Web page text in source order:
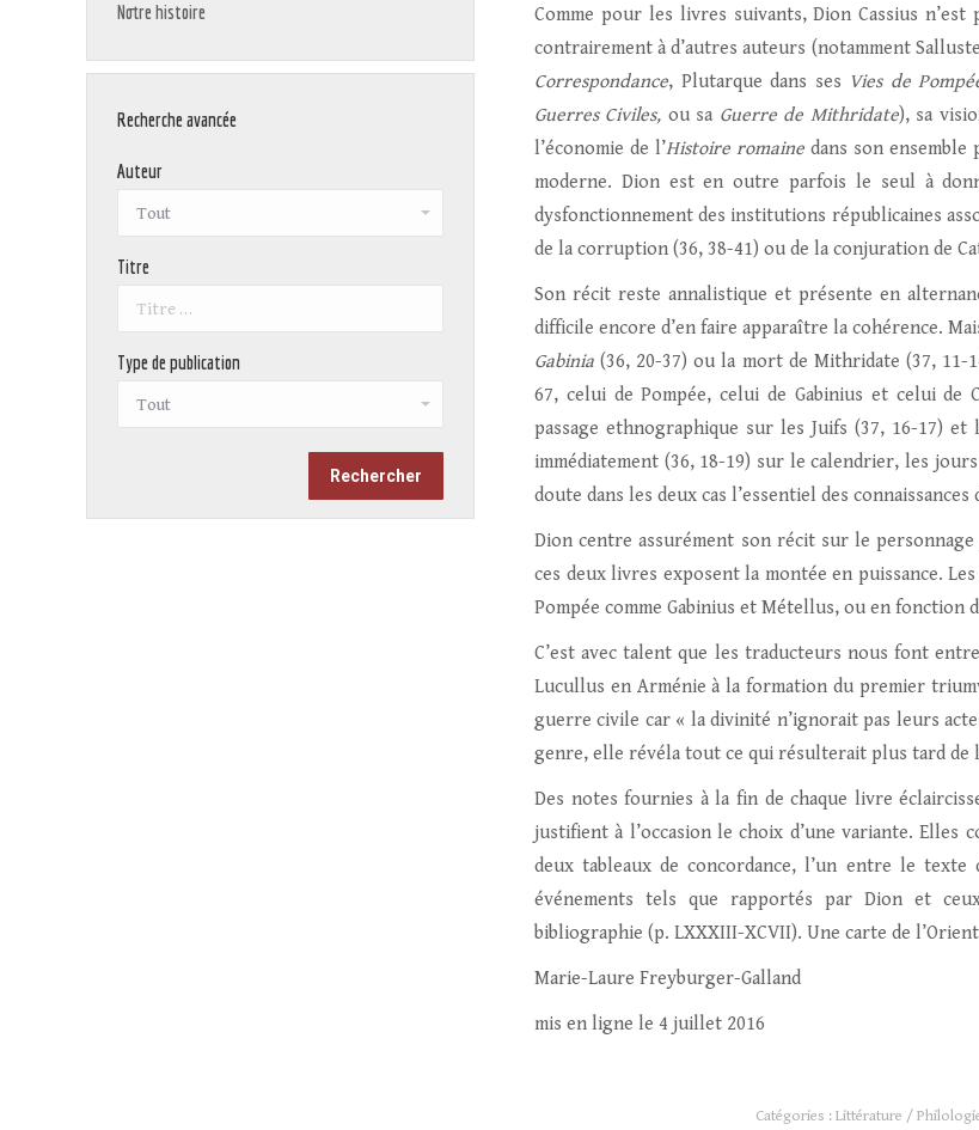
Comme pour les livres suivants, Dion Cassius
contrairement à d’autres auteurs (notamment
Correspondance, Plutarque dans ses Vies de
Guerres Civiles, ou sa Guerre de Mithridate), sa
l’économie de l’Histoire romainedans son
moderne. Dion est en outre parfois le seul à
dysfonctionnement des institutions républicaines
de la corruption (36, 38-41) ou de la conjuration de
Son récit reste annalistique et présente en
difficile encore d’en faire apparaître la cohérence.
Gabinia (36, 20-37) ou la mort de Mithridate (37, 11-
67, celui de Pompée, celui de Gabinius et celui de
passage ethnographique sur les Juifs (37, 16-17)
immédiatement (36, 18-19) sur le calendrier, les
doute dans les deux cas l’essentiel des connaissances
Dion centre assurément son récit sur le
ces deux livres exposent la montée en puissance.
Pompée comme Gabinius et Métellus, ou en
C’est avec talent que les traducteurs nous font
Lucullus en Arménie à la formation du premier
guerre civile car « la divinité n’ignorait pas leurs
genre, elle révéla tout ce qui résulterait plus tard de
Des notes fournies à la fin de chaque livre
justifient à l’occasion le choix d’une variante.
deux tableaux de concordance, l’un entre le
événements tels que rapportés par Dion et
bibliographie (p. LXXXIII-XCVII). Une carte de
Marie-Laure Freyburger-Galland
mis en ligne le 4 juillet 2016
Catégories : Littérature /
Notre histoire
Recherche avancée
Auteur
Titre
Type de publication